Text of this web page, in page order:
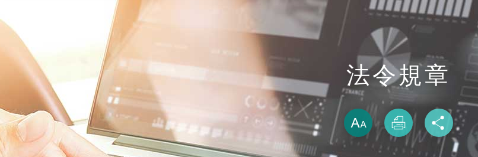
法令規章
放大
列印 分享